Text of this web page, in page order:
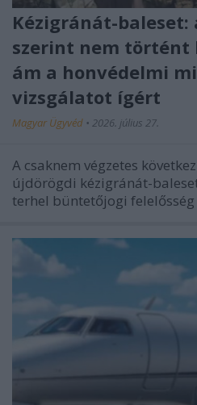
Kézigránát-baleset:
szerint nem történt
ám a honvédelmi
vizsgálatot ígért
Magyar Ügyvéd • 2026. július 27.
A csaknem végzetes
újdörögdi kézigránát-
terhel büntetőjogi felelősség